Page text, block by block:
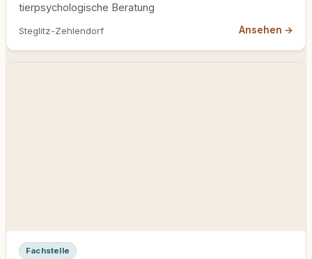
tierpsychologische Beratung
Steglitz-Zehlendorf Ansehen →
Fachstelle